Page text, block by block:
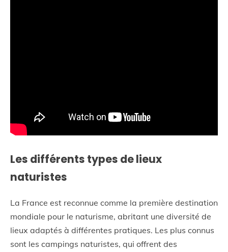
Les différents types de lieux
naturistes
La France est reconnue comme la première destination
mondiale pour le naturisme, abritant une diversité de
lieux adaptés à différentes pratiques. Les plus connus
sont les campings naturistes, qui offrent des